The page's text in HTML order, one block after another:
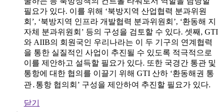
필요가 있다. 이를 위해 ‘북방지역 산업협력 분과위원
회’, ‘북방지역 인프라 개발협력 분과위원회’, ‘환동해 지
자체 분과위원회’ 등의 구성을 검토할 수 있다. 셋째, GTI
와 AIIB의 회원국인 우리나라는 이 두 기구의 연계협력
을 통한 실질적인 사업이 추진될 수 있도록 적극적으로
이를 제안하고 설득할 필요가 있다. 또한 국경간 통관 및
통항에 대한 협의를 이끌기 위해 GTI 산하 ‘환동해권 통
관․통항 협의회’ 구성을 제안하여 추진할 필요가 있다.
닫기